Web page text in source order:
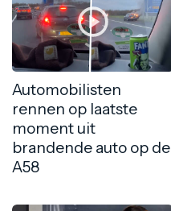
Automobilisten
rennen op laatste
moment uit
brandende auto op de
A58